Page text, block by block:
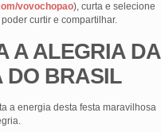
vovochopao), curta e selecione
curtir e compartilhar.
A ALEGRIA DA
DO BRASIL
a energia desta festa maravilhosa